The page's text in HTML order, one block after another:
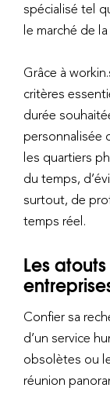
spécialisé tel
le marché de la
Grâce à
critères
durée
personnalisée
les quartiers
du temps,
surtout, de
temps réel.
Les
Confier sa
d’un service
obsolètes ou
réunion